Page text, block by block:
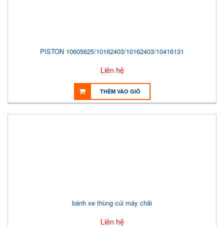
PISTON 10605625/10162403/10162403/10416131
Liên hệ
THÊM VÀO GIỎ
bánh xe thùng cúi máy chải
Liên hệ